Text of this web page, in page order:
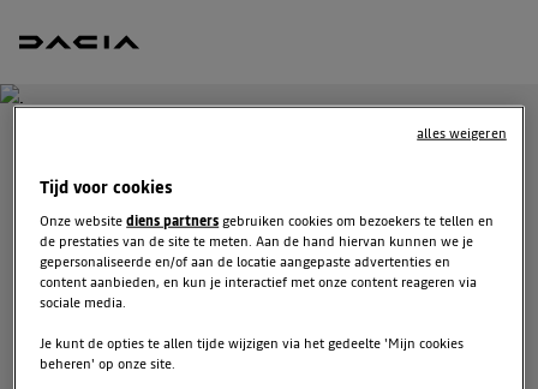
BOEK EEN TESTRIT MET
JOGGER
Welk voertuig past het best bij u? Voordat u een keuze
maakt, kunt u een gratis proefrit met een van onze
Tijd voor cookies
Onze websitediens partners gebruiken cookies om bezoekers te tellen en
de prestaties van de site te meten. Aan de hand hiervan kunnen we je
gepersonaliseerde en/of aan de locatie aangepaste advertenties en
content aanbieden, en kun je interactief met onze content reageren via
sociale media.
Je kunt de opties te allen tijde wijzigen via het gedeelte 'Mijn cookies
beheren' op onze site.
alles weigeren